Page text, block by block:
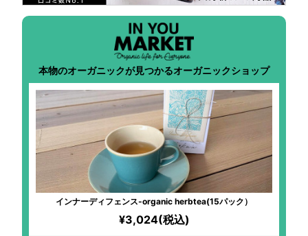
本物のオーガニックが見つかるオーガニックショップ
インナーディフェンス-organic herbtea(15パック）
¥3,024(税込)